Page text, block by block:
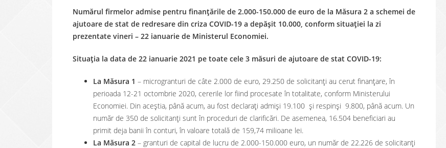
Numărul firmelor admise pentru finanțările de 2.000-150.000 de euro de la Măsura 2 a schemei de
ajutoare de stat de redresare din criza COVID-19 a depășit 10.000, conform situației la zi
prezentate vineri – 22 ianuarie de Ministerul Economiei.
Situația la data de 22 ianuarie 2021 pe toate cele 3 măsuri de ajutoare de stat COVID-19:
La Măsura 1 – microgranturi de câte 2.000 de euro, 29.250 de solicitanți au cerut finanțare, în
perioada 12-21 octombrie 2020, cererile lor fiind procesate în totalitate, conform Ministerului
Economiei. Din aceștia, până acum, au fost declarați admiși 19.100 și respinși 9.800, până acum. Un
număr de 350 de solicitanți sunt în proceduri de clarificări. De asemenea, 16.504 beneficiari au
primit deja banii în conturi, în valoare totală de 159,74 milioane lei.
La Măsura 2 – granturi de capital de lucru de 2.000-150.000 euro, un număr de 22.226 de solicitanți